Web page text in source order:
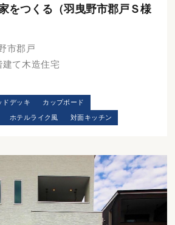
をつくる（羽曳野市郡戸Ｓ様
市郡戸
て木造住宅
ドデッキ カップボード
ホテルライク風 対面キッチン